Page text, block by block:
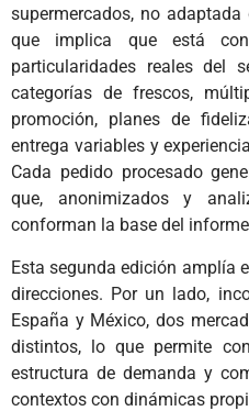
supermercados, no
que implica que está
particularidades reales del
categorías de frescos,
promoción, planes de
entrega variables y
Cada pedido procesado
que, anonimizados y
conforman la base del
Esta segunda edición amplía
direcciones. Por un lado,
España y México, dos
distintos, lo que permite
estructura de demanda y
contextos con dinámicas